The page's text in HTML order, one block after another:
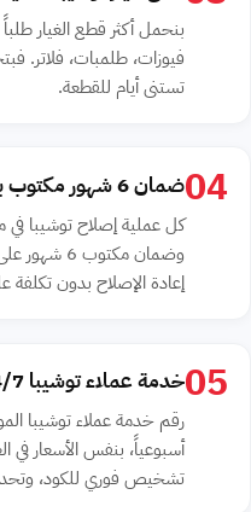
بنحمل أكثر قطع الغيار
فيوزات، طلمبات، فلاتر.
تستنى أيام للقطعة.
04ضمان 6 شهور مكتوب بفاتورة
كل عملية إصلاح توشيبا في
وضمان
إعادة الإصلاح بدون تكلفة
05خدمة عملاء توشيبا 24/7 على 16062
أسبوعياً، بنفس الأسعار
تشخيص فوري للكود،